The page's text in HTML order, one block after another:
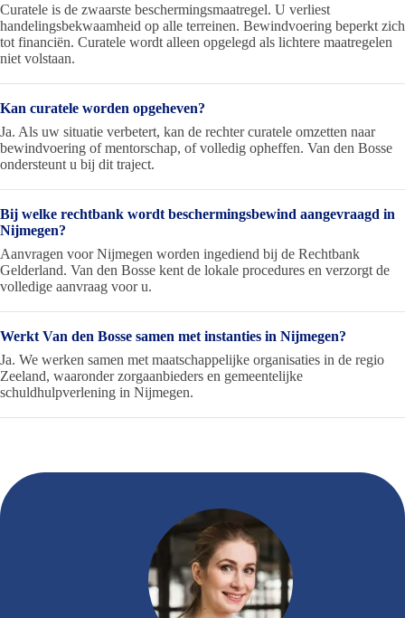
Curatele is de zwaarste beschermingsmaatregel. U verliest
handelingsbekwaamheid op alle terreinen. Bewindvoering beperkt zich
tot financiën. Curatele wordt alleen opgelegd als lichtere maatregelen
niet volstaan.
Kan curatele worden opgeheven?
Ja. Als uw situatie verbetert, kan de rechter curatele omzetten naar
bewindvoering of mentorschap, of volledig opheffen. Van den Bosse
ondersteunt u bij dit traject.
Bij welke rechtbank wordt beschermingsbewind aangevraagd in
Nijmegen?
Aanvragen voor Nijmegen worden ingediend bij de Rechtbank
Gelderland. Van den Bosse kent de lokale procedures en verzorgt de
volledige aanvraag voor u.
Werkt Van den Bosse samen met instanties in Nijmegen?
Ja. We werken samen met maatschappelijke organisaties in de regio
Zeeland, waaronder zorgaanbieders en gemeentelijke
schuldhulpverlening in Nijmegen.